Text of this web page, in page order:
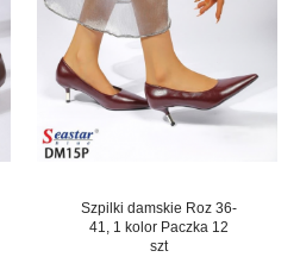
Szpilki damskie Roz 36-
41, 1 kolor Paczka 12
szt